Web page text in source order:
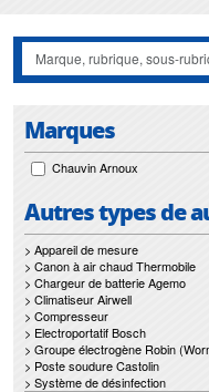
Nos interventions sur toute l'Ile
contraintes sont un gage
de vos installations de
Marques
Chauvin Arnoux
Autres types de
> Appareil de mesure
> Canon à air chaud Thermobile
> Chargeur de batterie Agemo
> Climatiseur Airwell
> Compresseur
> Electroportatif Bosch
> Groupe électrogène Robin
> Poste soudure Castolin
> Système de désinfection